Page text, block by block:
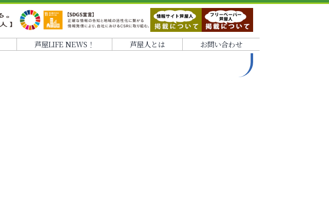
芦屋LIFE NEWS！ 芦屋人とは お問い合わせ